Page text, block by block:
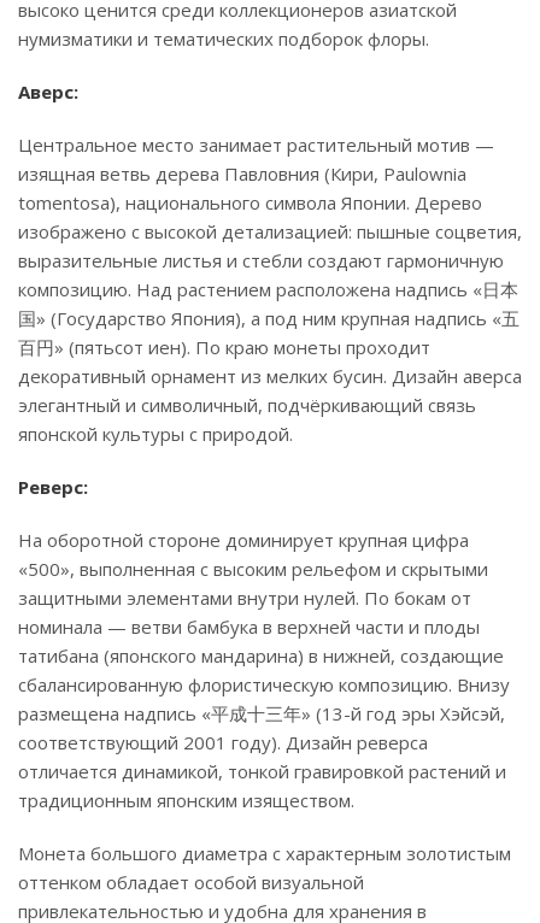
высоко ценится среди коллекционеров азиатской
нумизматики и тематических подборок флоры.
Аверс:
Центральное место занимает растительный мотив —
изящная ветвь дерева Павловния (Кири, Paulownia
tomentosa), национального символа Японии. Дерево
изображено с высокой детализацией: пышные соцветия,
выразительные листья и стебли создают гармоничную
композицию. Над растением расположена надпись «日本
国» (Государство Япония), а под ним крупная надпись «五
百円» (пятьсот иен). По краю монеты проходит
декоративный орнамент из мелких бусин. Дизайн аверса
элегантный и символичный, подчёркивающий связь
японской культуры с природой.
Реверс:
На оборотной стороне доминирует крупная цифра
«500», выполненная с высоким рельефом и скрытыми
защитными элементами внутри нулей. По бокам от
номинала — ветви бамбука в верхней части и плоды
татибана (японского мандарина) в нижней, создающие
сбалансированную флористическую композицию. Внизу
размещена надпись «平成十三年» (13-й год эры Хэйсэй,
соответствующий 2001 году). Дизайн реверса
отличается динамикой, тонкой гравировкой растений и
традиционным японским изяществом.
Монета большого диаметра с характерным золотистым
оттенком обладает особой визуальной
привлекательностью и удобна для хранения в